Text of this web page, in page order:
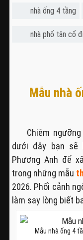
nhà ống 4 tầng
nhà phố tân cổ
Mẫu nhà
Chiêm ngưỡng
dưới đây bạn sẽ
Phương Anh để
trong những mẫu
2026. Phối cảnh
làm say lòng biết
Mẫu nhà ống 4